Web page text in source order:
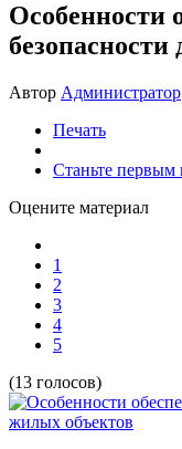
Особенности
Автор Администратор
Печать
Станьте первым
Оцените материал
1
2
3
4
5
(13 голосов)